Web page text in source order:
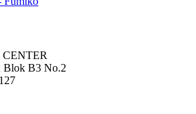
B3 No.2